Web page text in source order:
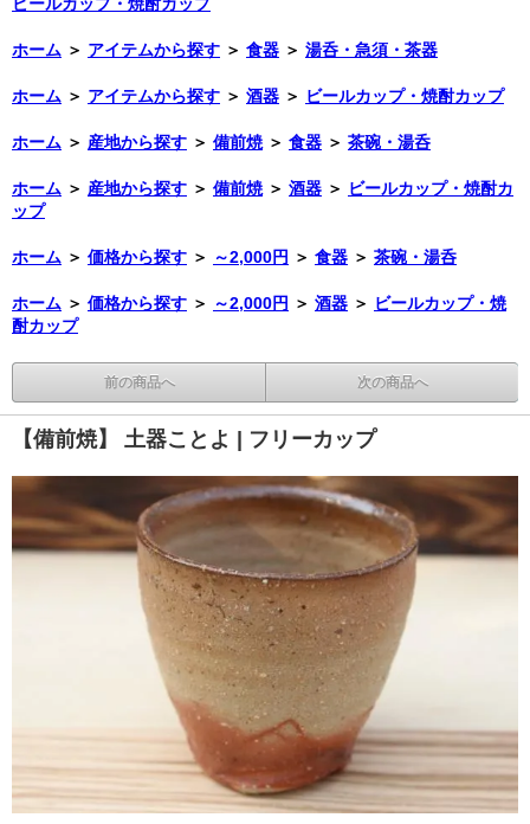
ホーム ＞ アイテムから探す ＞ 食器 ＞ 湯呑・急須・茶器
ホーム ＞ アイテムから探す ＞ 酒器 ＞ ビールカップ・焼酎カップ
ホーム ＞ 産地から探す ＞ 備前焼 ＞ 食器 ＞ 茶碗・湯呑
ホーム ＞ 産地から探す ＞ 備前焼 ＞ 酒器 ＞ ビールカップ・焼酎カ
ップ
ホーム ＞ 価格から探す ＞ ～2,000円 ＞ 食器 ＞ 茶碗・湯呑
ホーム ＞ 価格から探す ＞ ～2,000円 ＞ 酒器 ＞ ビールカップ・焼
酎カップ
前の商品へ 次の商品へ
【備前焼】 土器ことよ | フリーカップ